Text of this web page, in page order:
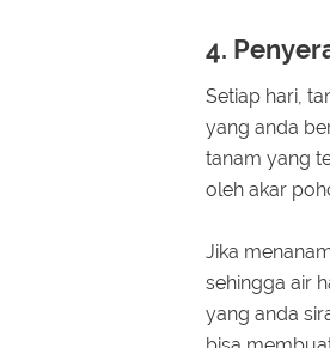
4.
Setiap hari,
yang anda
tanam yang
oleh akar
Jika
sehingga air
yang anda